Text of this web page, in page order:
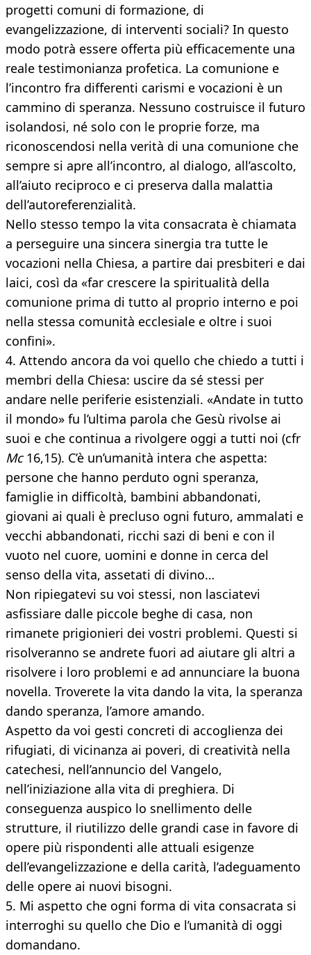
progetti comuni di formazione, di
evangelizzazione, di interventi sociali? In questo
modo potrà essere offerta più efficacemente una
reale testimonianza profetica. La comunione e
l’incontro fra differenti carismi e vocazioni è un
cammino di speranza. Nessuno costruisce il futuro
isolandosi, né solo con le proprie forze, ma
riconoscendosi nella verità di una comunione che
sempre si apre all’incontro, al dialogo, all’ascolto,
all’aiuto reciproco e ci preserva dalla malattia
dell’autoreferenzialità.
Nello stesso tempo la vita consacrata è chiamata
a perseguire una sincera sinergia tra tutte le
vocazioni nella Chiesa, a partire dai presbiteri e dai
laici, così da «far crescere la spiritualità della
comunione prima di tutto al proprio interno e poi
nella stessa comunità ecclesiale e oltre i suoi
confini».
4. Attendo ancora da voi quello che chiedo a tutti i
membri della Chiesa: uscire da sé stessi per
andare nelle periferie esistenziali. «Andate in tutto
il mondo» fu l’ultima parola che Gesù rivolse ai
suoi e che continua a rivolgere oggi a tutti noi (cfr
Mc16,15). C’è un’umanità intera che aspetta:
persone che hanno perduto ogni speranza,
famiglie in difficoltà, bambini abbandonati,
giovani ai quali è precluso ogni futuro, ammalati e
vecchi abbandonati, ricchi sazi di beni e con il
vuoto nel cuore, uomini e donne in cerca del
senso della vita, assetati di divino…
Non ripiegatevi su voi stessi, non lasciatevi
asfissiare dalle piccole beghe di casa, non
rimanete prigionieri dei vostri problemi. Questi si
risolveranno se andrete fuori ad aiutare gli altri a
risolvere i loro problemi e ad annunciare la buona
novella. Troverete la vita dando la vita, la speranza
dando speranza, l’amore amando.
Aspetto da voi gesti concreti di accoglienza dei
rifugiati, di vicinanza ai poveri, di creatività nella
catechesi, nell’annuncio del Vangelo,
nell’iniziazione alla vita di preghiera. Di
conseguenza auspico lo snellimento delle
strutture, il riutilizzo delle grandi case in favore di
opere più rispondenti alle attuali esigenze
dell’evangelizzazione e della carità, l’adeguamento
delle opere ai nuovi bisogni.
5. Mi aspetto che ogni forma di vita consacrata si
interroghi su quello che Dio e l’umanità di oggi
domandano.